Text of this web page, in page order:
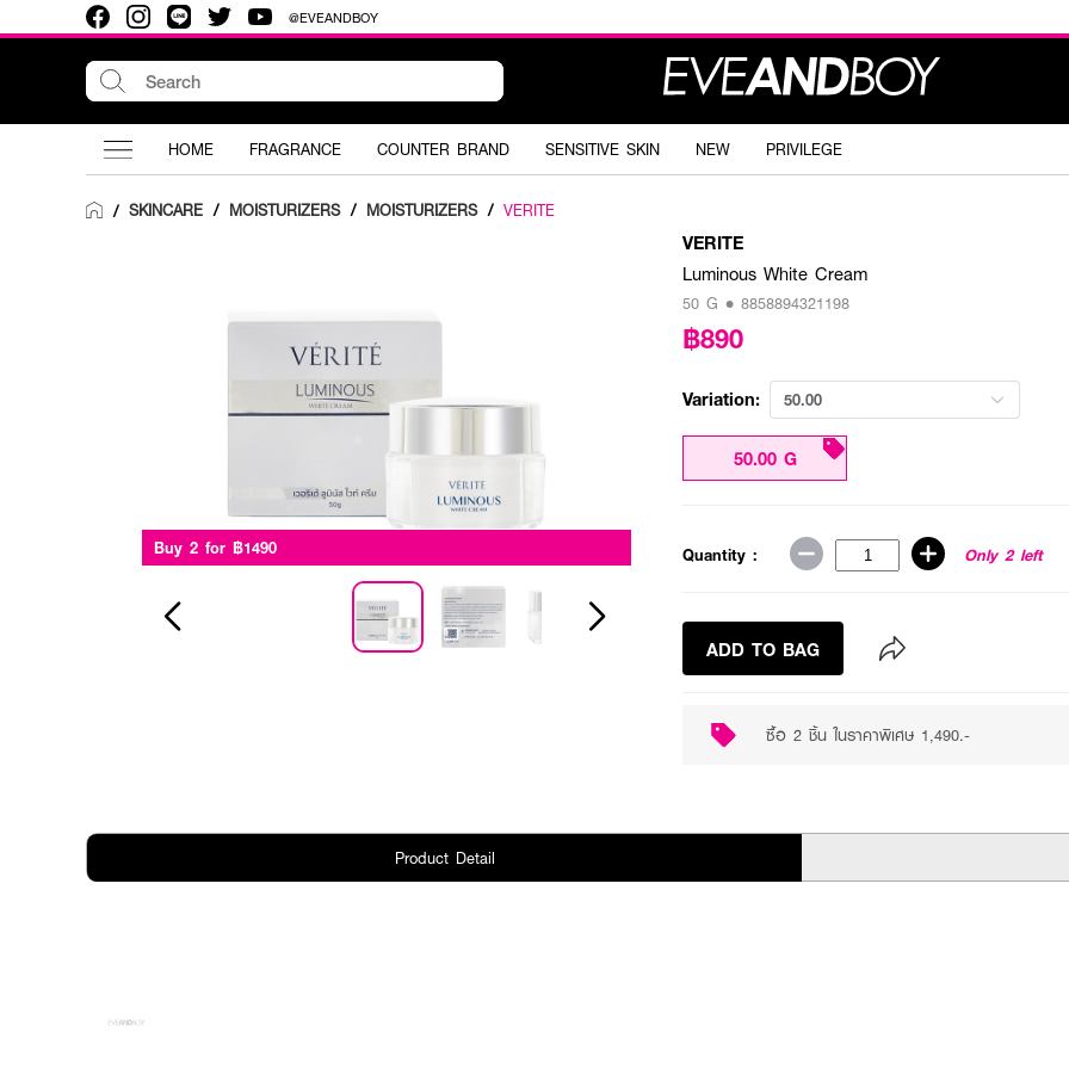
@EVEANDBOY
HOME FRAGRANCE COUNTER BRAND SENSITIVE SKIN NEW PRIVILEGE
/ SKINCARE / MOISTURIZERS / MOISTURIZERS / VERITE
Buy 2 for ฿1490 Buy 2 for ฿1490
VERITE
Luminous White Cream
50 G • 8858894321198
฿890
Variation: 50.00
50.00 G
Quantity : Only 2 left
ADD TO BAG
ซื้อ 2 ชิ้น ในราคาพิเศษ 1,490.-
Product Detail